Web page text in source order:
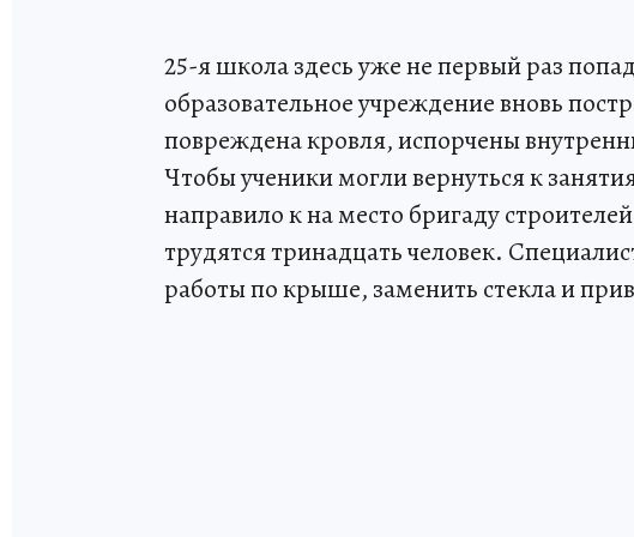
25-я школа здесь уже не первый раз
образовательное учреждение вновь
повреждена кровля, испорчены
Чтобы ученики могли вернуться к
направило к на место бригаду
трудятся тринадцать человек.
работы по крыше, заменить стекла и